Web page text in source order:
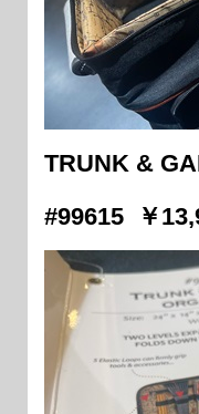
TRUNK &
#99615 ￥